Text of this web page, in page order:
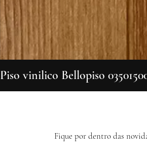
Piso vinilico Bellopiso
Fique por dentro das